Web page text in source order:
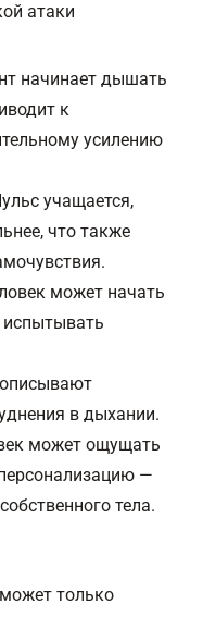
атаки
начинает дышать
к
усилению
учащается,
что также
может начать
испытывать
в дыхании.
может ощущать
—
тела.
только